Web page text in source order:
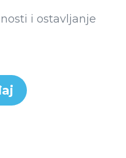
i ostavljanje